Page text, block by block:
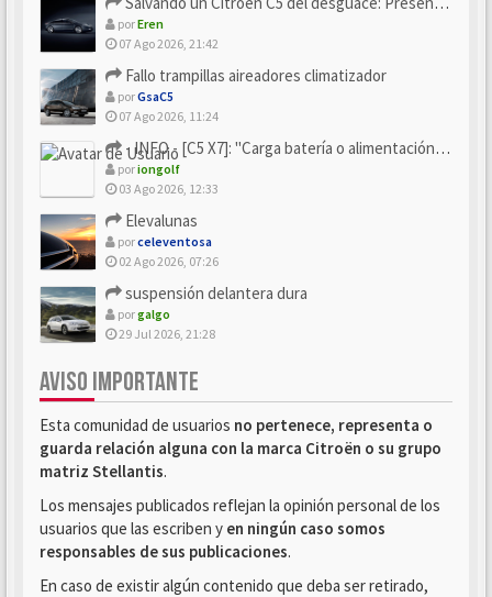
porEren
07 Ago 2026, 21:42
Fallo trampillas aireadores climatizador
porGsaC5
07 Ago 2026, 11:24
- INFO - [C5 X7]: "Carga batería o alimentación eléctri...
poriongolf
03 Ago 2026, 12:33
Elevalunas
porceleventosa
02 Ago 2026, 07:26
suspensión delantera dura
porgalgo
29 Jul 2026, 21:28
AVISO IMPORTANTE
Esta comunidad de usuarios no pertenece, representa o
guarda relación alguna con la marca Citroën o su grupo
matriz Stellantis.
Los mensajes publicados reflejan la opinión personal de los
usuarios que las escriben y en ningún caso somos
responsables de sus publicaciones.
En caso de existir algún contenido que deba ser retirado,